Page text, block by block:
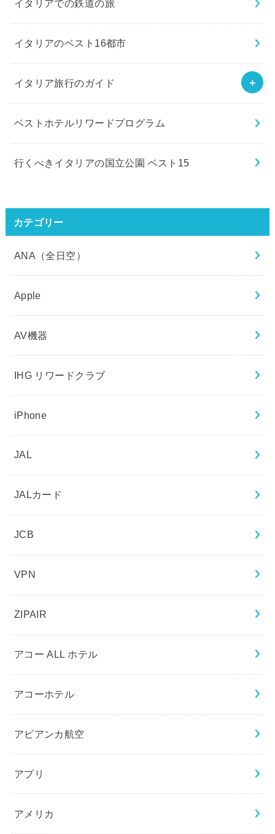
イタリアでの鉄道の旅
イタリアのベスト16都市
イタリア旅行のガイド
ベストホテルリワードプログラム
行くべきイタリアの国立公園 ベスト15
カテゴリー
ANA（全日空）
Apple
AV機器
IHG リワードクラブ
iPhone
JAL
JALカード
JCB
VPN
ZIPAIR
アコー ALL ホテル
アコーホテル
アビアンカ航空
アプリ
アメリカ